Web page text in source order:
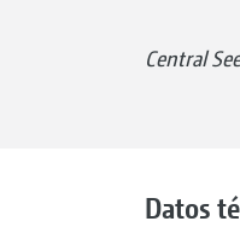
Central
Datos